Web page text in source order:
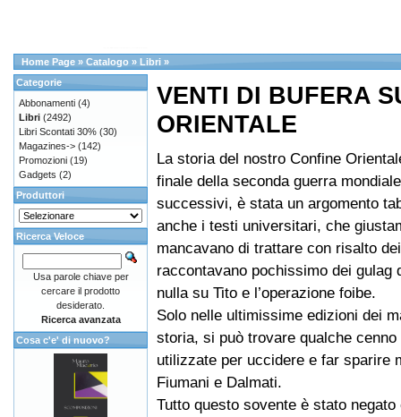
Home Page » Catalogo » Libri »
VENTI DI BUFERA
ORIENTALE
La storia del nostro Confine
finale della seconda guerra
successivi, è stata un argomento
anche i testi universitari, che
mancavano di trattare con risalto
raccontavano pochissimo dei gulag
nulla su Tito e l’operazione foibe.
Solo nelle ultimissime edizioni dei
storia, si può trovare qualche
utilizzate per uccidere e far sparire
Fiumani e Dalmati.
Tutto questo sovente è stato negato
Categorie
Abbonamenti (4)
Libri (2492)
Libri Scontati 30% (30)
Magazines-> (142)
Promozioni (19)
Gadgets (2)
Produttori
Ricerca Veloce
Usa parole chiave per
cercare il prodotto
desiderato.
Ricerca avanzata
Cosa c'e' di nuovo?